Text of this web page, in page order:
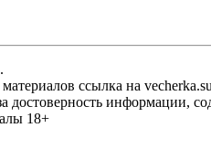
ссылка на
достоверность информации,
18+